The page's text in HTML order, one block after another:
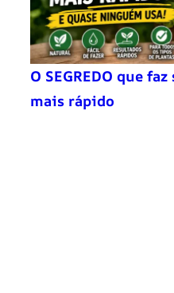
O SEGREDO que
mais rápido